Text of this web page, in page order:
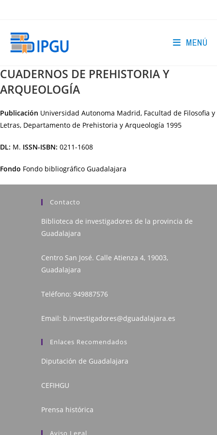
MENÚ
CUADERNOS DE PREHISTORIA Y
ARQUEOLOGÍA
Publicación Universidad Autonoma Madrid, Facultad de Filosofia y
Letras, Departamento de Prehistoria y Arqueología 1995
DL: M. ISSN-ISBN: 0211-1608
Fondo Fondo bibliográfico Guadalajara
Contacto
Biblioteca de investigadores de la provincia de
Guadalajara
Centro San José. Calle Atienza 4, 19003,
Guadalajara
Teléfono: 949887576
Email: b.investigadores@dguadalajara.es
Enlaces Recomendados
Diputación de Guadalajara
CEFIHGU
Prensa histórica
Aviso Legal